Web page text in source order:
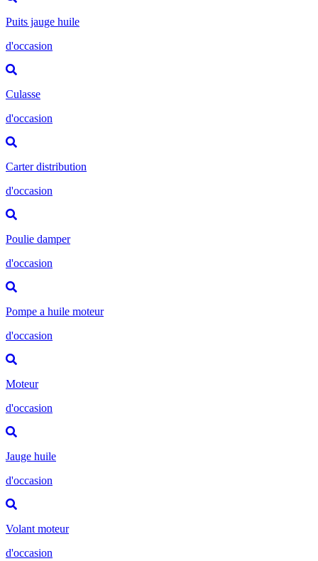
Puits jauge huile
d'occasion
Culasse
d'occasion
Carter distribution
d'occasion
Poulie damper
d'occasion
Pompe a huile moteur
d'occasion
Moteur
d'occasion
Jauge huile
d'occasion
Volant moteur
d'occasion